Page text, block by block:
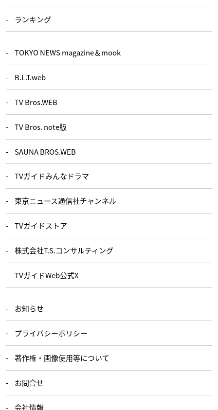
ランキング
TOKYO NEWS magazine＆mook
B.L.T.web
TV Bros.WEB
TV Bros. note版
SAUNA BROS.WEB
TVガイドみんなドラマ
東京ニュース通信社チャンネル
TVガイドストア
株式会社T.S.コンサルティング
TVガイドWeb公式X
お知らせ
プライバシーポリシー
著作権・画像使用等について
お問合せ
会社情報